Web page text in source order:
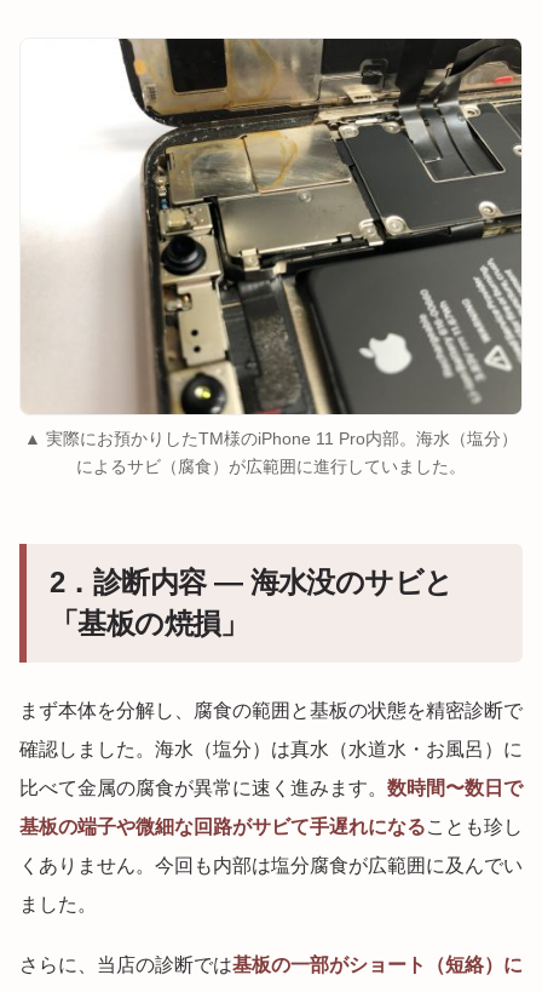
▲ 実際にお預かりしたTM様のiPhone 11 Pro内部。海水（塩分）
によるサビ（腐食）が広範囲に進行していました。
2．診断内容 ― 海水没のサビと
「基板の焼損」
まず本体を分解し、腐食の範囲と基板の状態を精密診断で
確認しました。海水（塩分）は真水（水道水・お風呂）に
比べて金属の腐食が異常に速く進みます。 数時間〜数日で
基板の端子や微細な回路がサビて手遅れになることも珍し
くありません。今回も内部は塩分腐食が広範囲に及んでい
ました。
さらに、当店の診断では基板の一部がショート（短絡）に